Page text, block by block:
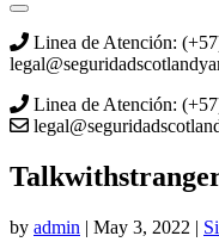
Linea de Atención:
Linea de Atención:
by admin | May 3, 2022 |